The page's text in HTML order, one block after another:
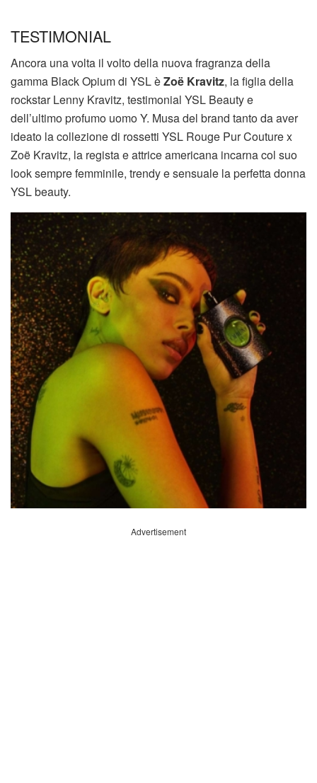
TESTIMONIAL
Ancora una volta il volto della nuova fragranza della
gamma Black Opium di YSL èZoë Kravitz, la figlia della
rockstar Lenny Kravitz, testimonial YSL Beauty e
dell’ultimo profumo uomo Y. Musa del brand tanto da aver
ideato la collezione di rossetti YSL Rouge Pur Couture x
Zoë Kravitz, la regista e attrice americana incarna col suo
look sempre femminile, trendy e sensuale la perfetta donna
YSL beauty.
Advertisement